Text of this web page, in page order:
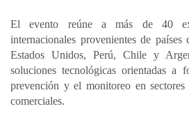
El evento reúne a más de 40
internacionales provenientes de
Estados Unidos, Perú, Chile y
soluciones tecnológicas orientadas a
prevención y el monitoreo en sectores
comerciales.